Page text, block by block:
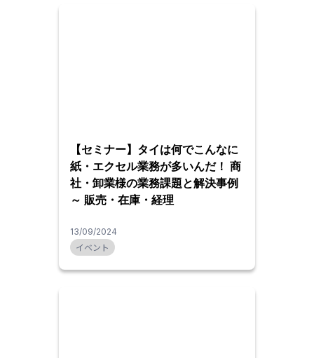
【セミナー】タイは何でこんなに
紙・エクセル業務が多いんだ！ 商
社・卸業様の業務課題と解決事例
～ 販売・在庫・経理
13/09/2024
イベント